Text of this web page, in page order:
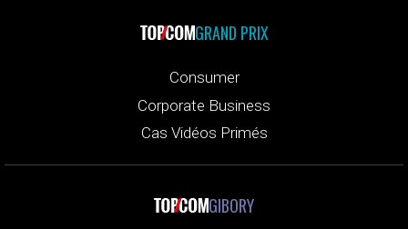
GRAND PRIX
Consumer
Corporate Business
Cas Vidéos Primés
GIBORY